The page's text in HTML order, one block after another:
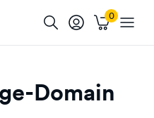
Domain